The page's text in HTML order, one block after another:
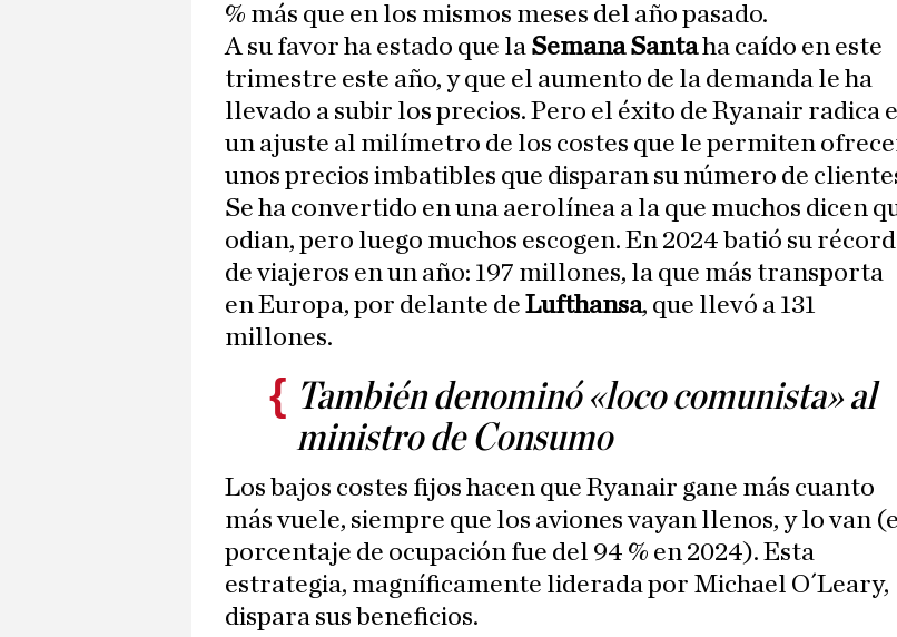
% más que en los mismos meses del año pasado.
A su favor ha estado que la Semana Santaha caído en este
trimestre este año, y que el aumento de la demanda le ha
llevado a subir los precios. Pero el éxito de Ryanair radica
un ajuste al milímetro de los costes que le permiten
unos precios imbatibles que disparan su número de
Se ha convertido en una aerolínea a la que muchos dicen
odian, pero luego muchos escogen. En 2024 batió su récord
de viajeros en un año: 197 millones, la que más transporta
en Europa, por delante de Lufthansa, que llevó a 131
millones.
También denominó «loco comunista» al
ministro de Consumo
Los bajos costes fijos hacen que Ryanair gane más cuanto
más vuele, siempre que los aviones vayan llenos, y lo van
porcentaje de ocupación fue del 94 % en 2024). Esta
estrategia, magníficamente liderada por Michael O´Leary,
dispara sus beneficios.